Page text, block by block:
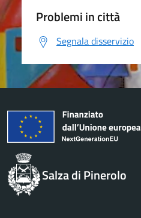
Problemi in città
Segnala disservizio
Salza di Pinerolo